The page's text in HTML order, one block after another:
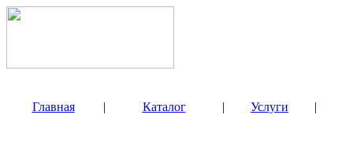
Главная | Каталог | Услуги |